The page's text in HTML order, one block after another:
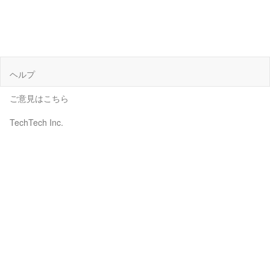
ヘルプ
ご意見はこちら
TechTech Inc.